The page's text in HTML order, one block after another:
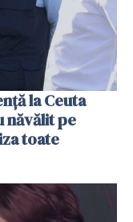
la Ceuta
năvălit pe
toate